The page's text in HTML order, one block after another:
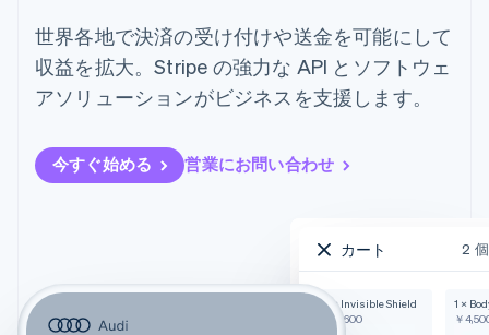
世界各地で決済の受け付けや送金を可能にして
収益を拡大。Stripe の強力な API とソフトウェ
アソリューションがビジネスを支援します。
今すぐ始める 営業にお問い合わせ
カート 2
1 × Invisible Shield
￥2,600
1 ×
￥